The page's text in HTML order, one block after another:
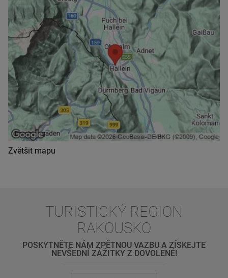
Zvětšit mapu
TURISTICKÝ REGION
RAKOUSKO
POSKYTNĚTE NÁM ZPĚTNOU VAZBU A ZÍSKEJTE
NEVŠEDNÍ ZÁŽITKY Z DOVOLENÉ!